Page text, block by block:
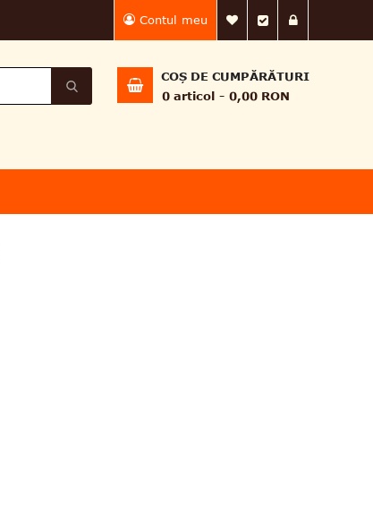
Contul meu Lista Mea de
Finalizează
COȘ DE CUMPĂRĂTURI
0 articol 0,00 RON